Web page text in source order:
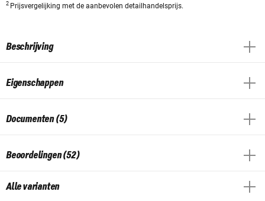
2 Prijsvergelijking met de aanbevolen detailhandelsprijs.
Beschrijving
Eigenschappen
Documenten (5)
Beoordelingen (52)
Alle varianten